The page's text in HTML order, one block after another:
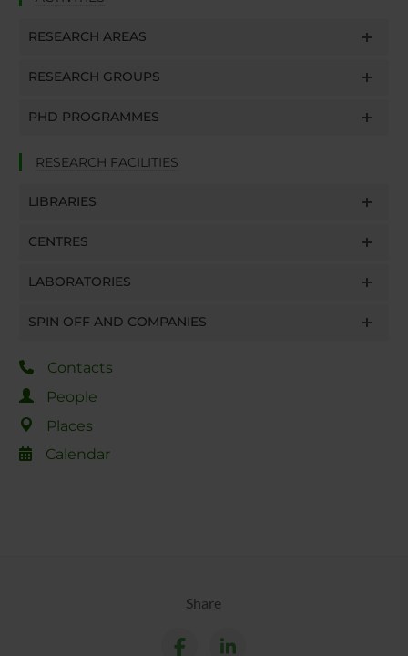
RESEARCH AREAS
RESEARCH GROUPS
PHD PROGRAMMES
RESEARCH FACILITIES
LIBRARIES
CENTRES
LABORATORIES
SPIN OFF AND COMPANIES
Contacts
People
Places
Calendar
Share